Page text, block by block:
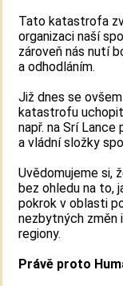
Tato katastrofa
organizaci naší
zároveň nás nutí
a odhodláním.
Již dnes se
katastrofu
např. na Srí
a vládní složky
Uvědomujeme si,
bez ohledu na to,
pokrok v oblasti
nezbytných změn
regiony.
Právě proto